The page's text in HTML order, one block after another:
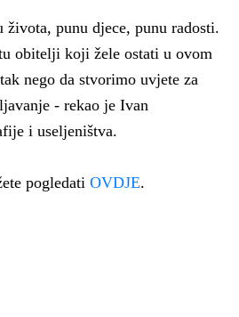
punu djece, punu radosti.
obitelji koji žele ostati u ovom
nego da stvorimo uvjete za
- rekao je Ivan
i useljeništva.
pogledati OVDJE.